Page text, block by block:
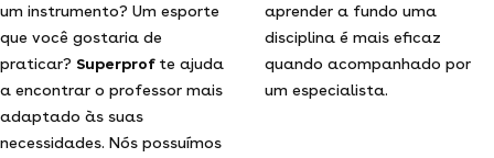
um instrumento? Um esporte
que você gostaria de
praticar? Superprof te ajuda
a encontrar o professor mais
adaptado às suas
necessidades. Nós possuímos
aprender a fundo uma
disciplina é mais eficaz
quando acompanhado por
um especialista.